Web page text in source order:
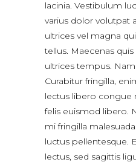
lacinia. Vestibulum
varius dolor volutpat
ultrices vel magna
tellus. Maecenas
ultrices tempus.
Curabitur fringilla,
lectus libero congue
felis euismod libero.
mi fringilla
luctus pellentesque.
lectus, sed sagittis